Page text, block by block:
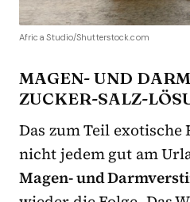
Africa Studio/Shutterstock.com
MAGEN- UND
ZUCKER-SALZ-
Das zum Teil exotische
nicht jedem gut am
Magen- und